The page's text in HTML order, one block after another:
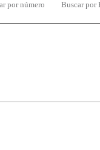
por número Buscar por